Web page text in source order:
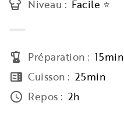
Niveau : Facile ⭐
blender Préparation : 15min
microwave Cuisson : 25min
access_time Repos : 2h